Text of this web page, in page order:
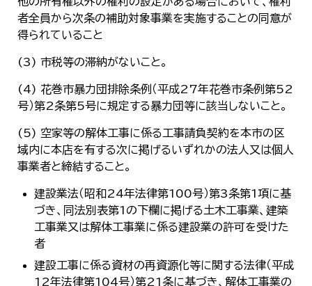
者全員から次条の補助対象事業を実施することの同意が
得られていること
(3) 市税等の滞納がないこと。
(4) 花巻市暴力団排除条例（平成27年花巻市条例第52
号）第2条第5号に規定する暴力団等に該当しないこと。
(5) 空家等の解体工事に係る工事請負契約を本市の区
域内に本店を有する次に掲げるいずれかの法人又は個人
事業者と締結すること。
建設業法（昭和24年法律第100号）第3条第1項に基
づき、同法別表第1の下欄に掲げる土木工事業、建築
工事業又は解体工事業に係る建設業の許可を受けた
者
建設工事に係る資材の再資源化等に関する法律（平成
12年法律第104号）第21条に基づき、解体工事業の